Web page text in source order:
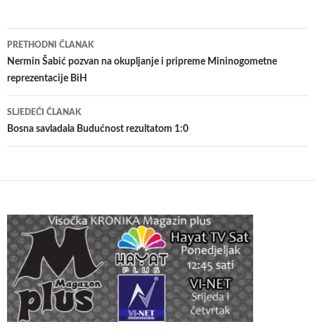
Navigacija
članaka
PRETHODNI ČLANAK
Nermin Šabić pozvan na okupljanje i pripreme Mininogometne
reprezentacije BiH
SLJEDEĆI ČLANAK
Bosna savladala Budućnost rezultatom 1:0